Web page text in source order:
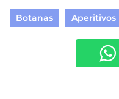
Botanas Aperitivos